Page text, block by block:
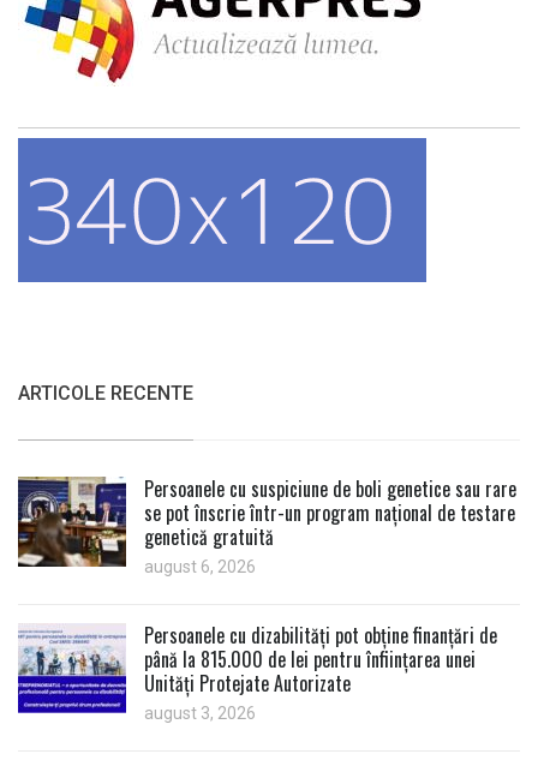
ARTICOLE RECENTE
Persoanele cu suspiciune de boli genetice sau rare
se pot înscrie într-un program național de testare
genetică gratuită
august 6, 2026
Persoanele cu dizabilități pot obține finanțări de
până la 815.000 de lei pentru înființarea unei
Unități Protejate Autorizate
august 3, 2026